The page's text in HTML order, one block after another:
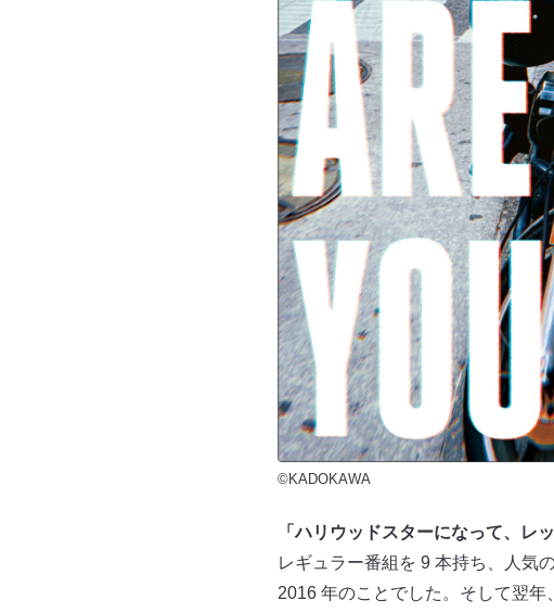
©KADOKAWA
「ハリウッドスターになって、レ
レギュラー番組を 9 本持ち、人気
2016 年のことでした。そして翌